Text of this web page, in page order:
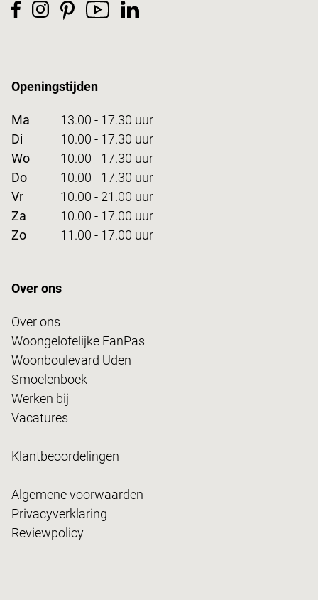
Openingstijden
Ma
13.00 - 17.30 uur
Di
10.00 - 17.30 uur
Wo
10.00 - 17.30 uur
Do
10.00 - 17.30 uur
Vr
10.00 - 21.00 uur
Za
10.00 - 17.00 uur
Zo
11.00 - 17.00 uur
Over ons
Over ons
Woongelofelijke FanPas
Woonboulevard Uden
Smoelenboek
Werken bij
Vacatures
Klantbeoordelingen
Algemene voorwaarden
Privacyverklaring
Reviewpolicy